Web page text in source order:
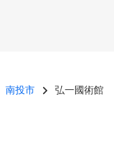
南投市 弘一國術館